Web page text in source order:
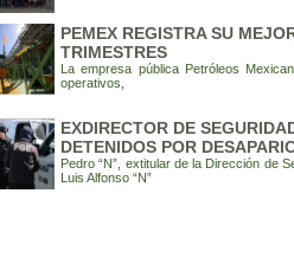
PEMEX REGISTRA SU
TRIMESTRES
La empresa pública Petróleos
operativos,
EXDIRECTOR DE
DETENIDOS POR
Pedro “N”, extitular de la Dirección de
Luis Alfonso “N”